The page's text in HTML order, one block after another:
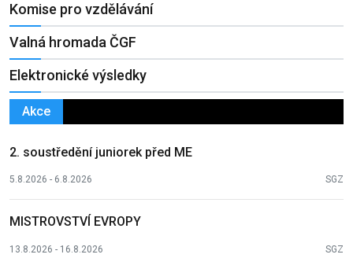
Komise pro vzdělávání
Valná hromada ČGF
Elektronické výsledky
Akce
2. soustředění juniorek před ME
5.8.2026 - 6.8.2026 SGZ
MISTROVSTVÍ EVROPY
13.8.2026 - 16.8.2026 SGZ